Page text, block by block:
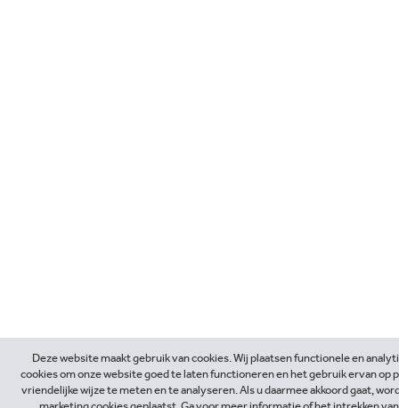
Deze website maakt gebruik van cookies. Wij plaatsen functionele en
cookies om onze website goed te laten functioneren en het gebruik ervan op
vriendelijke wijze te meten en te analyseren. Als u daarmee akkoord gaat,